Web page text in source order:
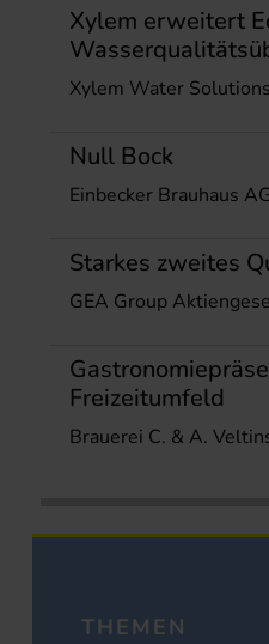
Xylem erweitert
Xylem Water
Null Bock
Einbecker Brauhaus AG
Starkes zweites
GEA Group
Freizeitumfeld
Brauerei C. & A.
THEMEN